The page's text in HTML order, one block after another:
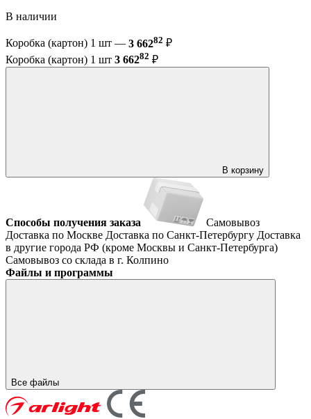
В наличии
Коробка (картон) 1 шт — 3 66282 ₽
Коробка (картон) 1 шт 3 66282 ₽
В корзину
Способы получения заказа
Самовывоз
Доставка по Москве Доставка по Санкт-Петербургу Доставка
в другие города РФ (кроме Москвы и Санкт-Петербурга)
Самовывоз со склада в г. Колпино
Файлы и программы
Все файлы